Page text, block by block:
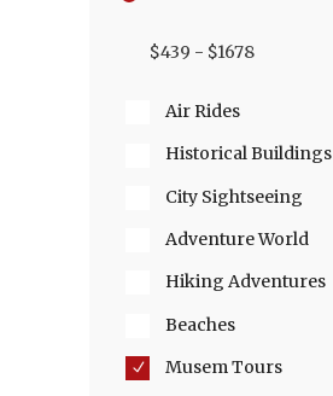
Air Rides
Historical Buildings
City Sightseeing
Adventure World
Hiking Adventures
Beaches
Musem Tours